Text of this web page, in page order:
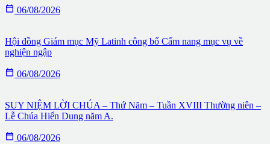
 06/08/2026
Hội đồng Giám mục Mỹ Latinh công bố Cẩm nang mục vụ về
nghiện ngập
 06/08/2026
SUY NIỆM LỜI CHÚA – Thứ Năm – Tuần XVIII Thường niên –
Lễ Chúa Hiển Dung năm A.
 06/08/2026